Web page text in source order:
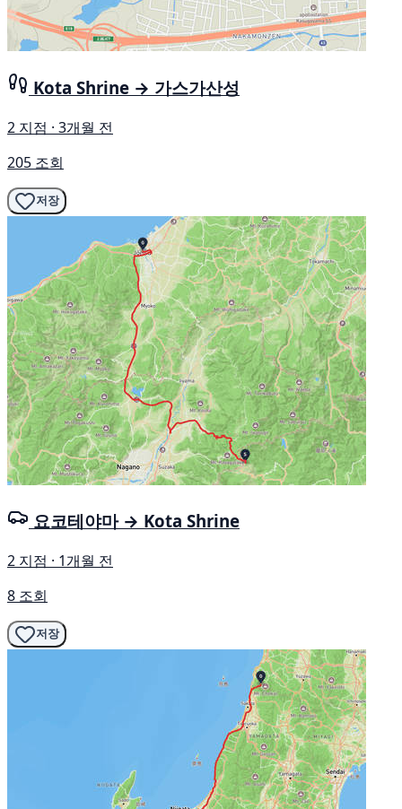
Kota Shrine → 가스가산성
2 지점 · 3개월 전
205 조회
저장
요코테야마 → Kota Shrine
2 지점 · 1개월 전
8 조회
저장